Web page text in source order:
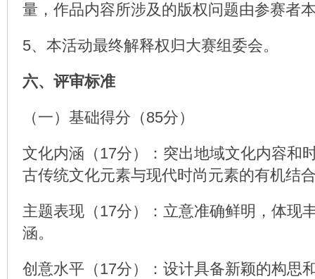
量，作品内容所涉及的版权问题由参赛者
5、本活动最终解释权归大赛组委会。
六、评审标准
（一）基础得分（85分）
文化内涵（17分）：突出地域文化内容和
古传统文化元素与现代时尚元素的有机结
主题表现（17分）：立意准确鲜明，体现
涵。
创意水平（17分）：设计具备新颖的构思